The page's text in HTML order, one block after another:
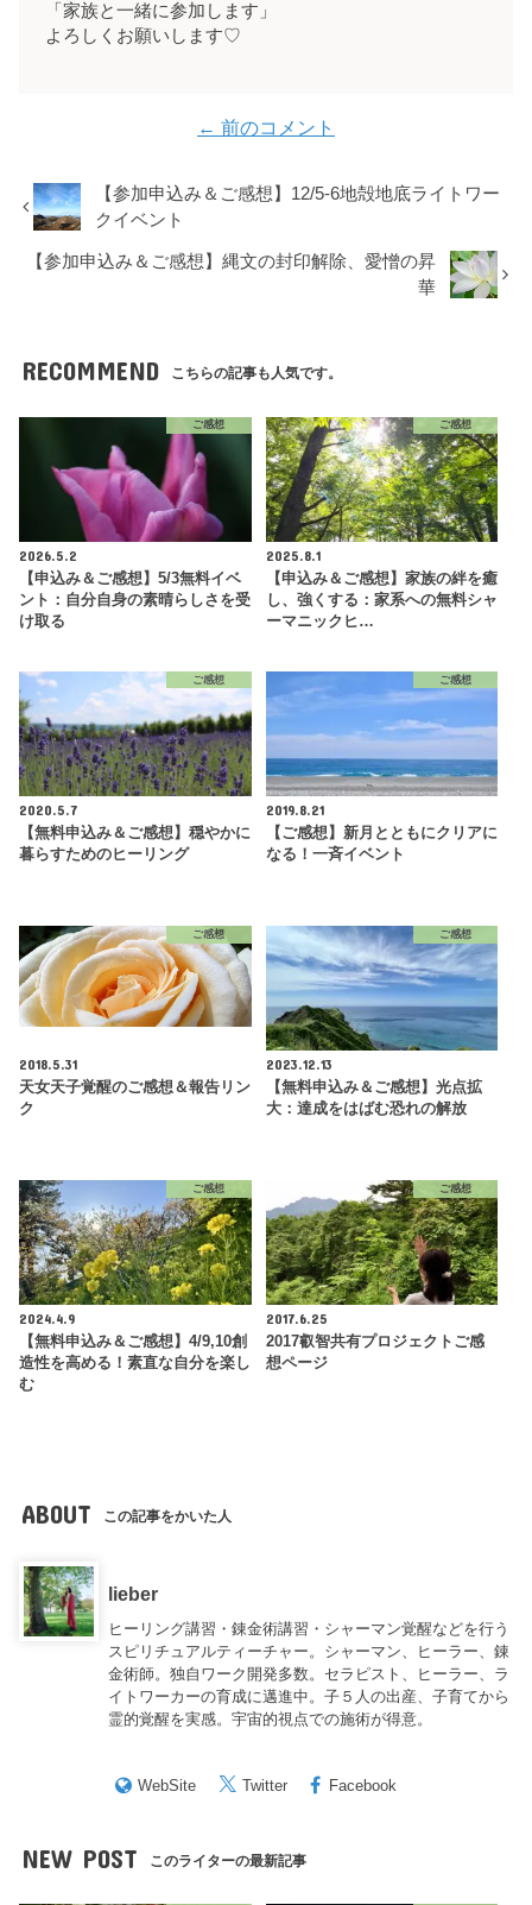
「家族と一緒に参加します」
よろしくお願いします♡
← 前のコメント
【参加申込み＆ご感想】12/5-6地殻地底ライトワー
クイベント
【参加申込み＆ご感想】縄文の封印解除、愛憎の昇
華
RECOMMEND こちらの記事も人気です。
ご感想
2026.5.2
【申込み＆ご感想】5/3無料イベ
ント：自分自身の素晴らしさを受
け取る
ご感想
2025.8.1
【申込み＆ご感想】家族の絆を癒
し、強くする：家系への無料シャ
ーマニックヒ…
ご感想
2020.5.7
【無料申込み＆ご感想】穏やかに
暮らすためのヒーリング
ご感想
2019.8.21
【ご感想】新月とともにクリアに
なる！一斉イベント
ご感想
2018.5.31
天女天子覚醒のご感想＆報告リン
ク
ご感想
2023.12.13
【無料申込み＆ご感想】光点拡
大：達成をはばむ恐れの解放
ご感想
2024.4.9
【無料申込み＆ご感想】4/9,10創
造性を高める！素直な自分を楽し
む
ご感想
2017.6.25
2017叡智共有プロジェクトご感
想ページ
ABOUT この記事をかいた人
lieber
ヒーリング講習・錬金術講習・シャーマン覚醒などを行う
スピリチュアルティーチャー。シャーマン、ヒーラー、錬
金術師。独自ワーク開発多数。セラピスト、ヒーラー、ラ
イトワーカーの育成に邁進中。子５人の出産、子育てから
霊的覚醒を実感。宇宙的視点での施術が得意。
WebSite Twitter Facebook
NEW POST このライターの最新記事